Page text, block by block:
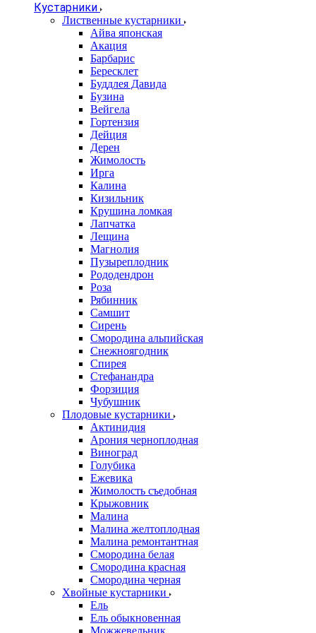
Кустарники
Лиственные кустарники
Айва японская
Акация
Барбарис
Бересклет
Буддлея Давида
Бузина
Вейгела
Гортензия
Дейция
Дерен
Жимолость
Ирга
Калина
Кизильник
Крушина ломкая
Лапчатка
Лещина
Магнолия
Пузыреплодник
Рододендрон
Роза
Рябинник
Самшит
Сирень
Смородина альпийская
Снежноягодник
Спирея
Стефанандра
Форзиция
Чубушник
Плодовые кустарники
Актинидия
Арония черноплодная
Виноград
Голубика
Ежевика
Жимолость съедобная
Крыжовник
Малина
Малина желтоплодная
Малина ремонтантная
Смородина белая
Смородина красная
Смородина черная
Хвойные кустарники
Ель
Ель обыкновенная
Можжевельник